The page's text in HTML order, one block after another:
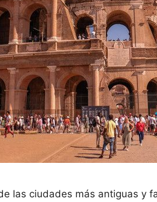
las ciudades más antiguas y